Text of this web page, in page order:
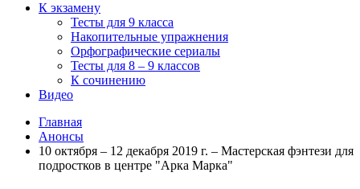
К экзамену
Тесты для 9 класса
Накопительные упражнения
Орфографические сериалы
Тесты для 8 – 9 классов
К сочинению
Видео
Главная
Анонсы
10 октября – 12 декабря 2019 г. – Мастерская фэнтези для
подростков в центре "Арка Марка"